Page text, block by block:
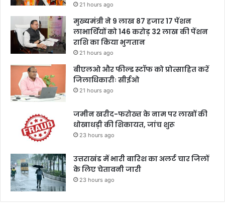
21 hours ago
मुख्यमंत्री ने 9 लाख 87 हजार 17 पेंशन
लाभार्थियों को 146 करोड़ 32 लाख की पेंशन
राशि का किया भुगतान
21 hours ago
बीएलओ और फील्ड स्टॉफ को प्रोत्साहित करें
जिलाधिकारीः सीईओ
21 hours ago
जमीन खरीद-फरोख्त के नाम पर लाखों की
धोखाधड़ी की शिकायत, जांच शुरू
23 hours ago
उत्तराखंड में भारी बारिश का अलर्ट चार जिलों
के लिए चेतावनी जारी
23 hours ago